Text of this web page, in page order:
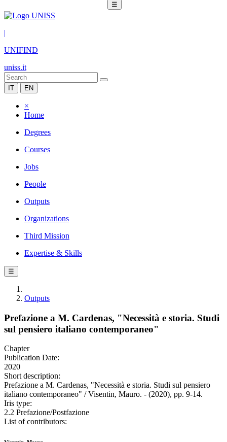
☰
|
UNIFIND
uniss.it
IT EN
×
Home
Degrees
Courses
Jobs
People
Outputs
Organizations
Third Mission
Expertise & Skills
☰
Outputs
Prefazione a M. Cardenas, "Necessità e storia. Studi
sul pensiero italiano contemporaneo"
Chapter
Publication Date:
2020
Short description:
Prefazione a M. Cardenas, "Necessità e storia. Studi sul pensiero
italiano contemporaneo" / Visentin, Mauro. - (2020), pp. 9-14.
Iris type:
2.2 Prefazione/Postfazione
List of contributors: